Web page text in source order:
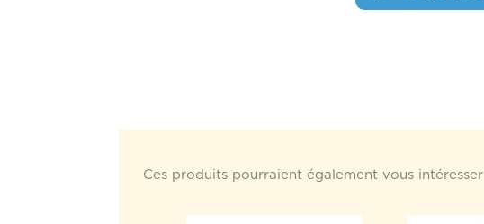
Ces produits pourraient également vous intéresser